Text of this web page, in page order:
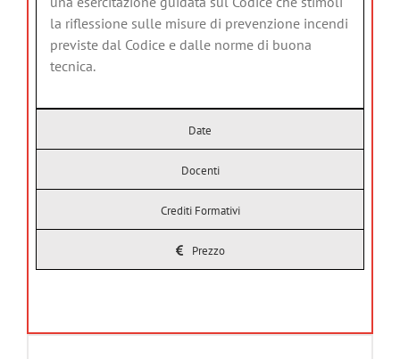
la riflessione sulle misure di prevenzione incendi
previste dal Codice e dalle norme di buona
tecnica.
Date
Docenti
Crediti Formativi
Prezzo